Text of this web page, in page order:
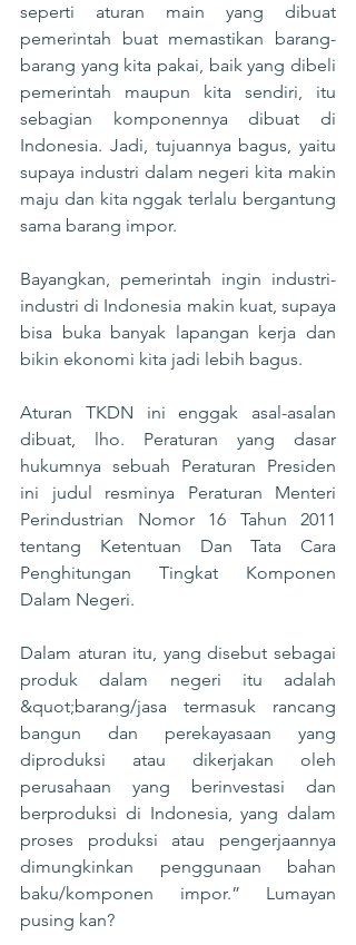
seperti aturan main yang dibuat
pemerintah buat memastikan barang-
barang yang kita pakai, baik yang dibeli
pemerintah maupun kita sendiri, itu
sebagian komponennya dibuat di
Indonesia. Jadi, tujuannya bagus, yaitu
supaya industri dalam negeri kita makin
maju dan kita nggak terlalu bergantung
sama barang impor.
Bayangkan, pemerintah ingin industri-
industri di Indonesia makin kuat, supaya
bisa buka banyak lapangan kerja dan
bikin ekonomi kita jadi lebih bagus.
Aturan TKDN ini enggak asal-asalan
dibuat, lho. Peraturan yang dasar
hukumnya sebuah Peraturan Presiden
ini judul resminya Peraturan Menteri
Perindustrian Nomor 16 Tahun 2011
tentang Ketentuan Dan Tata Cara
Penghitungan Tingkat Komponen
Dalam Negeri.
Dalam aturan itu, yang disebut sebagai
produk dalam negeri itu adalah
&quot;barang/jasa termasuk rancang
bangun dan perekayasaan yang
diproduksi atau dikerjakan oleh
perusahaan yang berinvestasi dan
berproduksi di Indonesia, yang dalam
proses produksi atau pengerjaannya
dimungkinkan penggunaan bahan
baku/komponen impor.” Lumayan
pusing kan?